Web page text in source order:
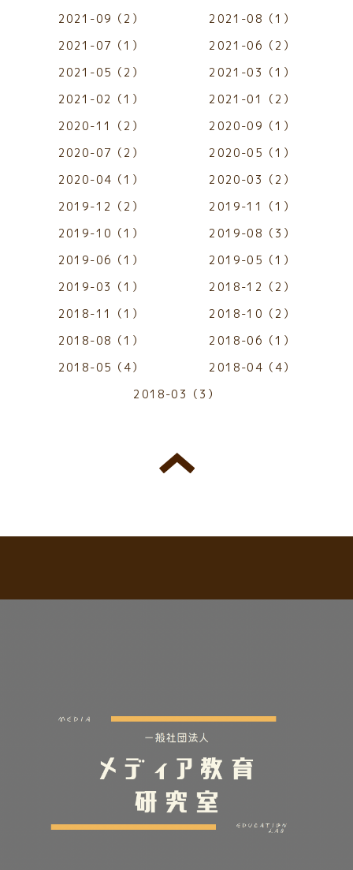
2021-09（2）
2021-08（1）
2021-07（1）
2021-06（2）
2021-05（2）
2021-03（1）
2021-02（1）
2021-01（2）
2020-11（2）
2020-09（1）
2020-07（2）
2020-05（1）
2020-04（1）
2020-03（2）
2019-12（2）
2019-11（1）
2019-10（1）
2019-08（3）
2019-06（1）
2019-05（1）
2019-03（1）
2018-12（2）
2018-11（1）
2018-10（2）
2018-08（1）
2018-06（1）
2018-05（4）
2018-04（4）
2018-03（3）